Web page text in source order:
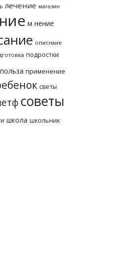
лечение магазин
м нение
описнаие
подростки
польза применение
светы
советы
школа школьник